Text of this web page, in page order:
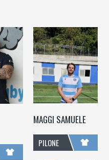
MAGGI SAMUELE
PILONE